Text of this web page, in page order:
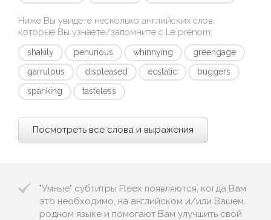
Ниже Вы увидете несколько английских слов,
которые Вы узнаете/запомните с Le prénom:
shakily penurious whinnying
greengage
garrulous
displeased ecstatic
buggers
spanking
tasteless
Посмотреть все слова и выражения
"Умные" субтитры Fleex появляются, когда Вам
это необходимо, на английском и/или Вашем
родном языке и помогают Вам улучшить свой